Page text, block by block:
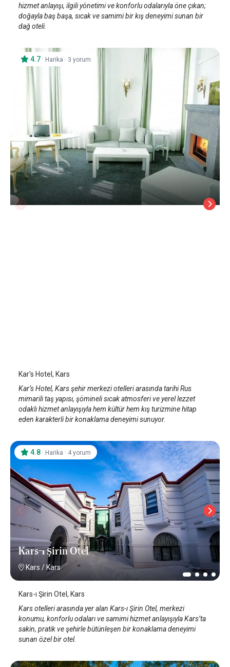
hizmet anlayışı, ilgili yönetimi ve konforlu odalarıyla öne çıkan;
doğayla baş başa, sıcak ve samimi bir kış deneyimi sunan bir
dağ oteli.
4.7 · Harika · 3 yorum
Kar's Hotel, Kars
Kar’s Hotel, Kars şehir merkezi otelleri arasında tarihi Rus
mimarili taş yapısı, şömineli sıcak atmosferi ve yerel lezzet
odaklı hizmet anlayışıyla hem kültür hem kış turizmine hitap
eden karakterli bir konaklama deneyimi sunuyor.
Kars-ı Şirin Otel
Kars / Kars
4.8 · Harika · 4 yorum
Kars-ı Şirin Otel, Kars
Kars otelleri arasında yer alan Kars-ı Şirin Otel, merkezi
konumu, konforlu odaları ve samimi hizmet anlayışıyla Kars’ta
sakin, pratik ve şehirle bütünleşen bir konaklama deneyimi
sunan özel bir otel.